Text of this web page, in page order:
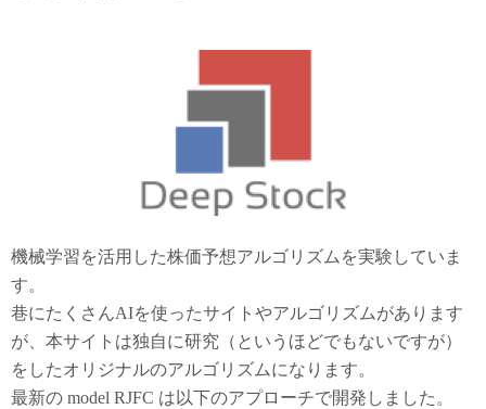
機械学習を活用した株価予想アルゴリズムを実験していま
す。
巷にたくさんAIを使ったサイトやアルゴリズムがあります
が、本サイトは独自に研究（というほどでもないですが）
をしたオリジナルのアルゴリズムになります。
最新の model RJFC は以下のアプローチで開発しました。